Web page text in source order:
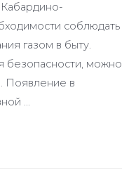
соблюдать
газом в быту.
безопасности, можно
Появление в
…